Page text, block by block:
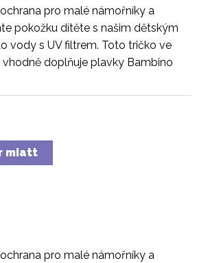
pro malé námořníky a
pokožku dítěte s našim dětským
vody s UV filtrem. Toto tričko ve
vhodně doplňuje plavky Bambino
miatt
pro malé námořníky a